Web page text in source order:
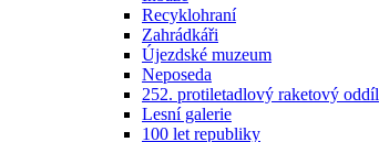
Recyklohraní
Zahrádkáři
Újezdské muzeum
Neposeda
252. protiletadlový raketový oddíl
Lesní galerie
100 let republiky